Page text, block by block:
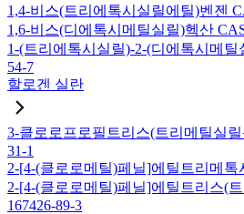
1,4-비스(트리에톡시실릴에틸)벤젠
1,6-비스(디에톡시메틸실릴)헥산
1-(트리에톡시실릴)-2-(디에톡시메틸
54-7
할로겐 실란
3-클로로프로필트리스(트리메틸실
31-1
2-[4-(클로로메틸)페닐]에틸트리메톡
2-[4-(클로로메틸)페닐]에틸트리스(
167426-89-3